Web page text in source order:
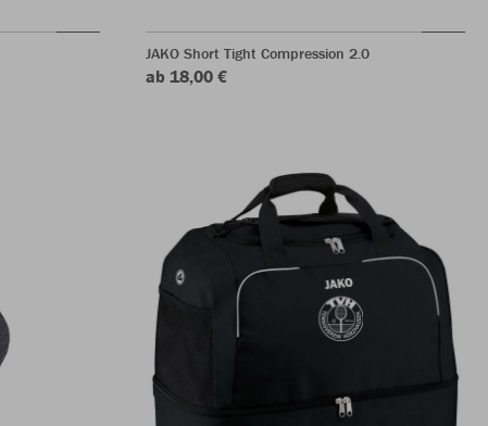
JAKO Short Tight Compression 2.0
ab 18,00 €